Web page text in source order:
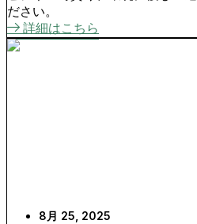
ださい。
詳細はこちら
8月 25, 2025